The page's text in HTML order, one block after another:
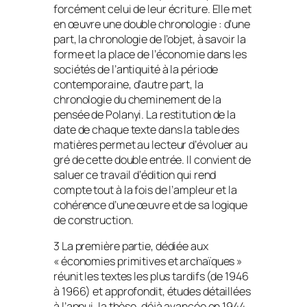
forcément celui de leur écriture. Elle met
en œuvre une double chronologie : d’une
part, la chronologie de l’objet, à savoir la
forme et la place de l’économie dans les
sociétés de l’antiquité à la période
contemporaine, d’autre part, la
chronologie du cheminement de la
pensée de Polanyi. La restitution de la
date de chaque texte dans la table des
matières permet au lecteur d’évoluer au
gré de cette double entrée. Il convient de
saluer ce travail d’édition qui rend
compte tout à la fois de l’ampleur et la
cohérence d’une œuvre et de sa logique
de construction.
3 La première partie, dédiée aux
« économies primitives et archaïques »
réunit les textes les plus tardifs (de 1946
à 1966) et approfondit, études détaillées